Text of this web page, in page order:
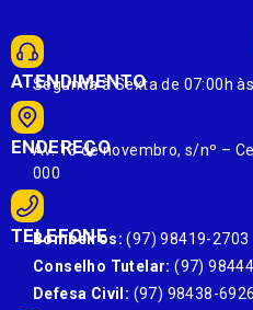
ATENDIMENTO
Segunda à Sexta de 07:00h
ENDEREÇO
Av. 13 de novembro, s/nº –
000
TELEFONE
Bombeiros: (97) 98419-2703
Conselho Tutelar: (97)
Defesa Civil: (97) 98438-6926